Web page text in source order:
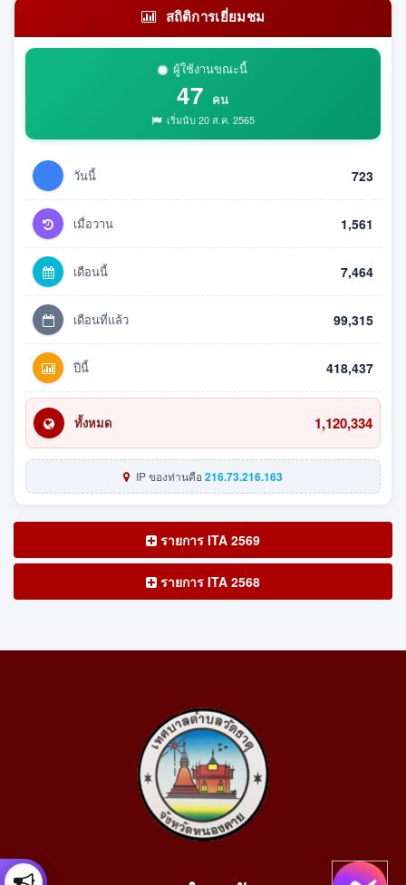
สถิติการเยี่ยมชม
ผู้ใช้งานขณะนี้
47 คน
เริ่มนับ 20 ส.ค. 2565
วันนี้ 723
เมื่อวาน 1,561
เดือนนี้ 7,464
เดือนที่แล้ว 99,315
ปีนี้ 418,437
ทั้งหมด 1,120,334
IP ของท่านคือ216.73.216.163
รายการ ITA 2569
รายการ ITA 2568